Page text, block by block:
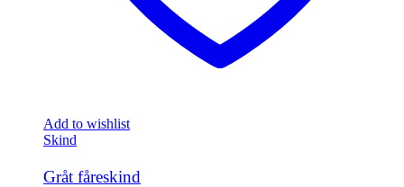
Add to wishlist
Skind
Gråt fåreskind